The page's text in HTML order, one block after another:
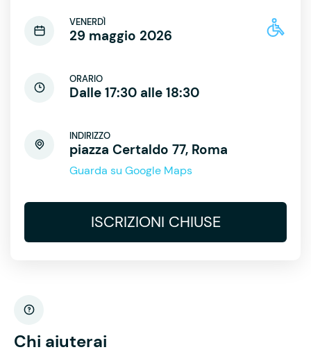
VENERDÌ
29 maggio 2026
ORARIO
Dalle 17:30 alle 18:30
INDIRIZZO
piazza Certaldo 77, Roma
Guarda su Google Maps
ISCRIZIONI CHIUSE
Chi aiuterai